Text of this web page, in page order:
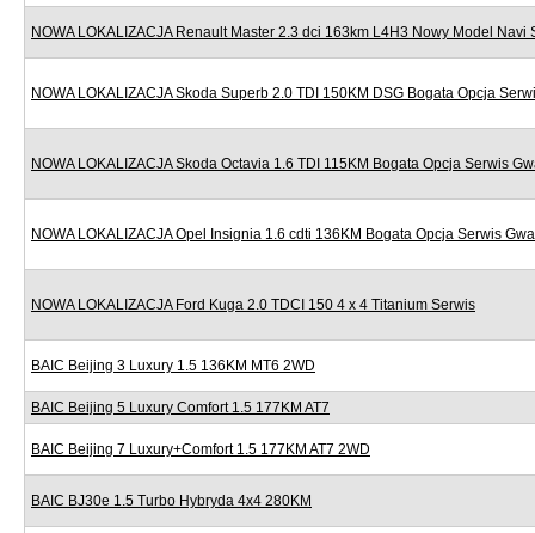
NOWA LOKALIZACJA Renault Master 2.3 dci 163km L4H3 Nowy Model Navi
NOWA LOKALIZACJA Skoda Superb 2.0 TDI 150KM DSG Bogata Opcja
NOWA LOKALIZACJA Skoda Octavia 1.6 TDI 115KM Bogata Opcja Serwis
NOWA LOKALIZACJA Opel Insignia 1.6 cdti 136KM Bogata Opcja Serwis
NOWA LOKALIZACJA Ford Kuga 2.0 TDCI 150 4 x 4 Titanium Serwis
BAIC Beijing 3 Luxury 1.5 136KM MT6 2WD
BAIC Beijing 5 Luxury Comfort 1.5 177KM AT7
BAIC Beijing 7 Luxury+Comfort 1.5 177KM AT7 2WD
BAIC BJ30e 1.5 Turbo Hybryda 4x4 280KM